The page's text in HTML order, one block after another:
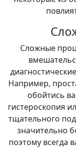
Сложные
Например,
обойтись
гистероскопия
тщательного
значительно
поэтому всегда